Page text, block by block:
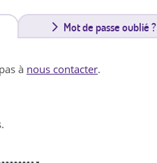
Mot de passe oublié ?
à nous contacter.